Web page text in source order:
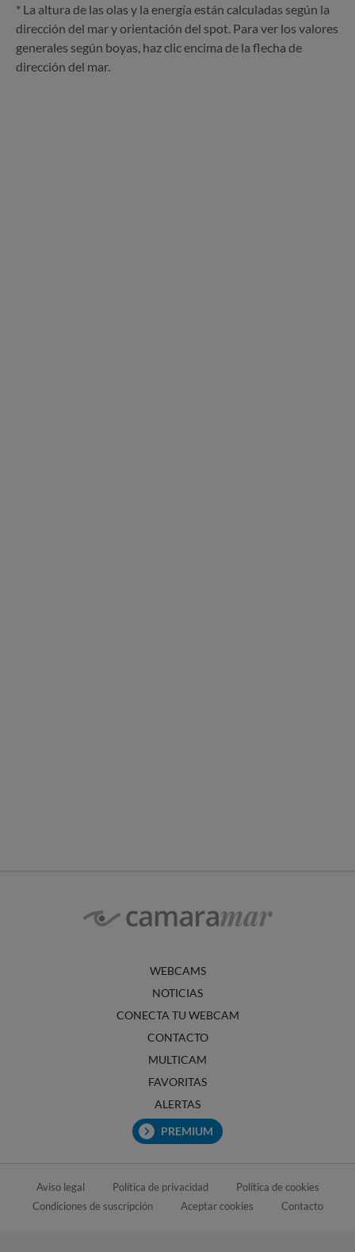
* La altura de las olas y la energía están calculadas según la
dirección del mar y orientación del spot. Para ver los valores
generales según boyas, haz clic encima de la flecha de
dirección del mar.
WEBCAMS
NOTICIAS
CONECTA TU WEBCAM
CONTACTO
MULTICAM
FAVORITAS
ALERTAS
PREMIUM
Aviso legal Política de privacidad
Política de cookies
Condiciones de suscripción
Aceptar cookies Contacto